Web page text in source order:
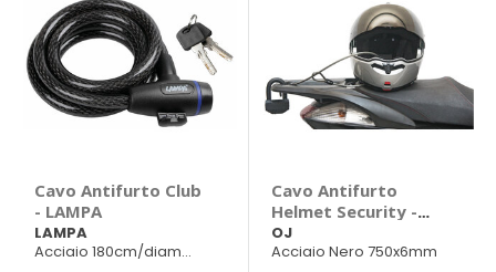
Cavo Antifurto Club
- LAMPA
LAMPA
Acciaio 180cm/diam
Cavo Antifurto
Helmet Security -
OJ
OJ
Acciaio Nero 750x6mm